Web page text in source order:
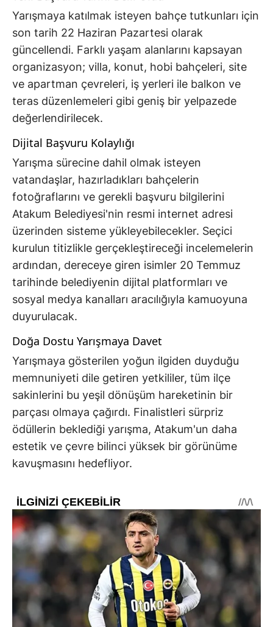
Yarışmaya katılmak isteyen bahçe tutkunları için
son tarih 22 Haziran Pazartesi olarak
güncellendi. Farklı yaşam alanlarını kapsayan
organizasyon; villa, konut, hobi bahçeleri, site
ve apartman çevreleri, iş yerleri ile balkon ve
teras düzenlemeleri gibi geniş bir yelpazede
değerlendirilecek.
Dijital Başvuru Kolaylığı
Yarışma sürecine dahil olmak isteyen
vatandaşlar, hazırladıkları bahçelerin
fotoğraflarını ve gerekli başvuru bilgilerini
Atakum Belediyesi'nin resmi internet adresi
üzerinden sisteme yükleyebilecekler. Seçici
kurulun titizlikle gerçekleştireceği incelemelerin
ardından, dereceye giren isimler 20 Temmuz
tarihinde belediyenin dijital platformları ve
sosyal medya kanalları aracılığıyla kamuoyuna
duyurulacak.
Doğa Dostu Yarışmaya Davet
Yarışmaya gösterilen yoğun ilgiden duyduğu
memnuniyeti dile getiren yetkililer, tüm ilçe
sakinlerini bu yeşil dönüşüm hareketinin bir
parçası olmaya çağırdı. Finalistleri sürpriz
ödüllerin beklediği yarışma, Atakum'un daha
estetik ve çevre bilinci yüksek bir görünüme
kavuşmasını hedefliyor.